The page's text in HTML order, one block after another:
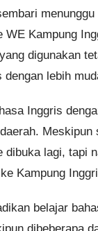
WE Kampung
digunakan
lebih
Inggris
dibuka lagi, tapi
Kampung
belajar